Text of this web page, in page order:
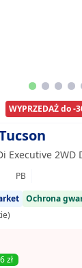
WYPRZEDAŻ do -
Executive 2WD
PB
Ochrona
zł